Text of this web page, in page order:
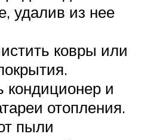
удалив из нее
ковры или
кондиционер и
отопления.
пыли